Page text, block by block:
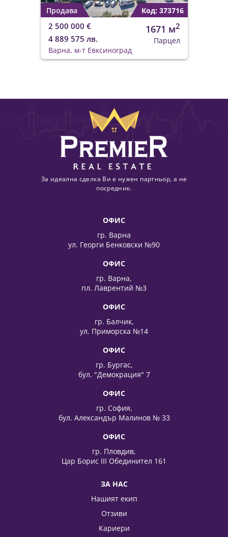
Продава Код: 373716
2 500 000 €
4 889 575 лв.
1671 м2
Парцел
Варна, м-т Евксиноград
За идеална сделка Ви е нужен партньор, а не
посредник.
ОФИС
гр. Варна
ул. Георги Бенковски №90
ОФИС
гр. Варна,
пл. Лаврентий №3
ОФИС
гр. Балчик,
ул. Приморска №14
ОФИС
гр. Бургас,
бул. "Демокрация" 7
ОФИС
гр. София,
бул. Александър Малинов № 33
ОФИС
гр. Пловдив,
Цар Борис III Обединител 161
ЗА НАС
Нашият екип
Отзиви
Кариери